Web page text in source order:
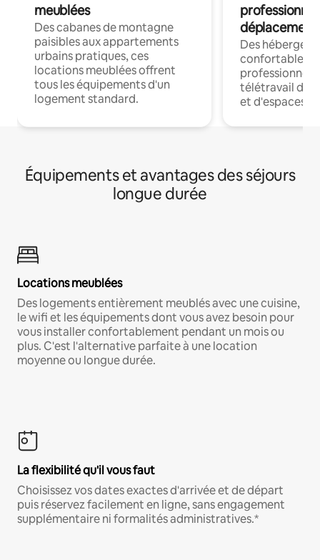
meublées
Des cabanes de montagne
paisibles aux appartements
urbains pratiques, ces
locations meublées offrent
tous les équipements d'un
logement standard.
déplacement
Des
confortables
professionnels
télétravail
et d'espaces
Équipements et avantages des séjours
longue durée
Locations meublées
Des logements entièrement meublés avec une cuisine,
le wifi et les équipements dont vous avez besoin pour
vous installer confortablement pendant un mois ou
plus. C'est l'alternative parfaite à une location
moyenne ou longue durée.
La flexibilité qu'il vous faut
Choisissez vos dates exactes d'arrivée et de départ
puis réservez facilement en ligne, sans engagement
supplémentaire ni formalités administratives.*